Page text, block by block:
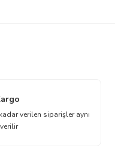
verilen siparişler aynı